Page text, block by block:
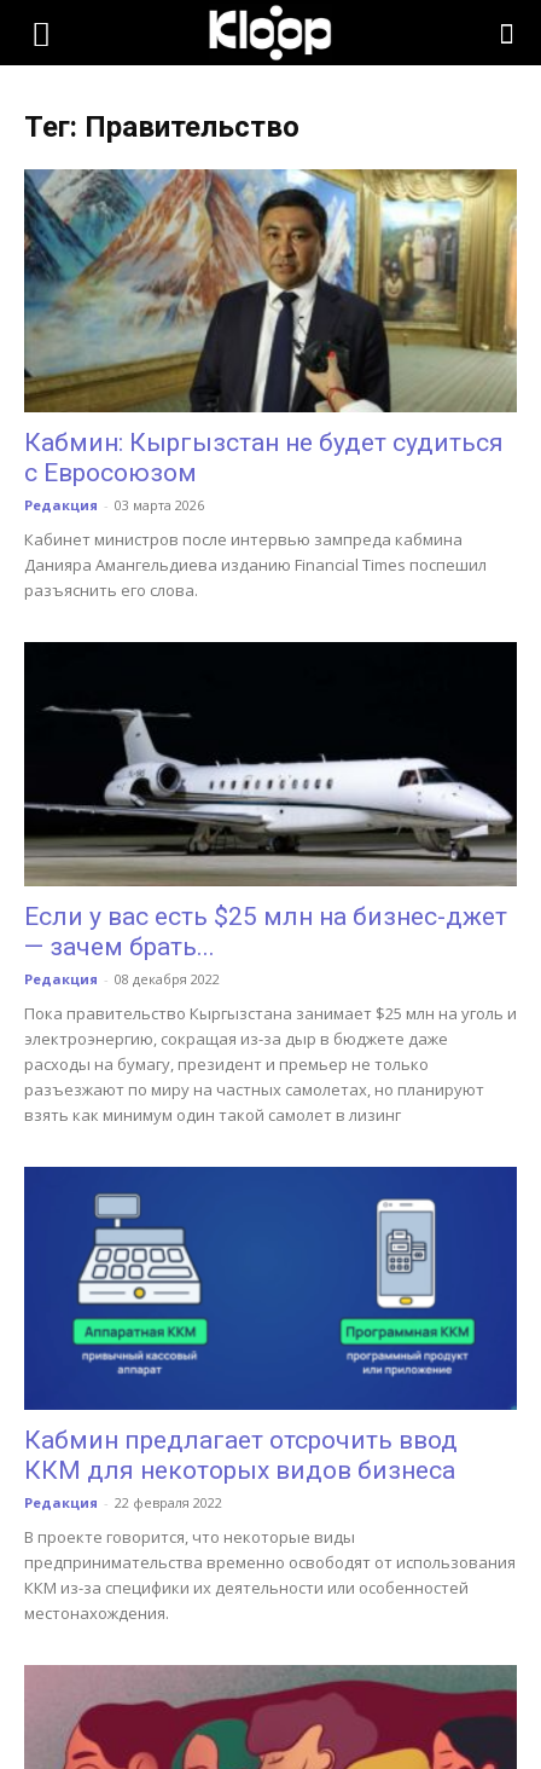
KLOOP.KG
Новости
Кыргызстана
Тег: Правительство
Кабмин: Кыргызстан не будет судиться
с Евросоюзом
Редакция - 03 марта 2026
Кабинет министров после интервью зампреда кабмина
Данияра Амангельдиева изданию Financial Times поспешил
разъяснить его слова.
Если у вас есть $25 млн на бизнес-джет
— зачем брать...
Редакция - 08 декабря 2022
Пока правительство Кыргызстана занимает $25 млн на уголь и
электроэнергию, сокращая из-за дыр в бюджете даже
расходы на бумагу, президент и премьер не только
разъезжают по миру на частных самолетах, но планируют
взять как минимум один такой самолет в лизинг
Кабмин предлагает отсрочить ввод
ККМ для некоторых видов бизнеса
Редакция - 22 февраля 2022
В проекте говорится, что некоторые виды
предпринимательства временно освободят от использования
ККМ из-за специфики их деятельности или особенностей
местонахождения.